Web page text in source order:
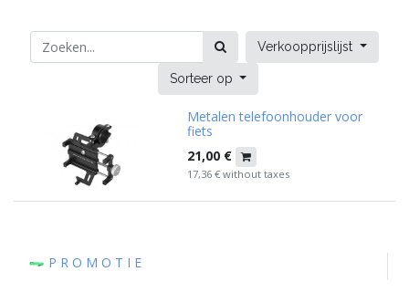
Verkoopprijslijst
Sorteer op
Metalen telefoonhouder voor
fiets
21,00 €
17,36 € without taxes
P R O M O T I E